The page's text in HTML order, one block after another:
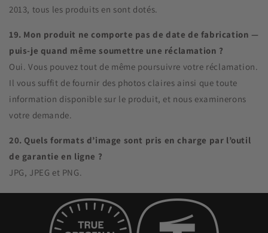
2013, tous les produits en sont dotés.
19. Mon produit ne comporte pas de date de fabrication —
puis-je quand même soumettre une réclamation ?
Oui. Vous pouvez tout de même poursuivre votre réclamation.
Il vous suffit de fournir des photos claires ainsi que toute
information disponible sur le produit, et nous examinerons
votre demande.
20. Quels formats d’image sont pris en charge par l’outil
de garantie en ligne ?
JPG, JPEG et PNG.